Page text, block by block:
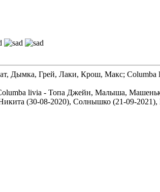
Дымка, Грей, Лаки, Крош, Макс;
livia - Топа Джейн, Малыша,
(30-08-2020), Солнышко (21-09-